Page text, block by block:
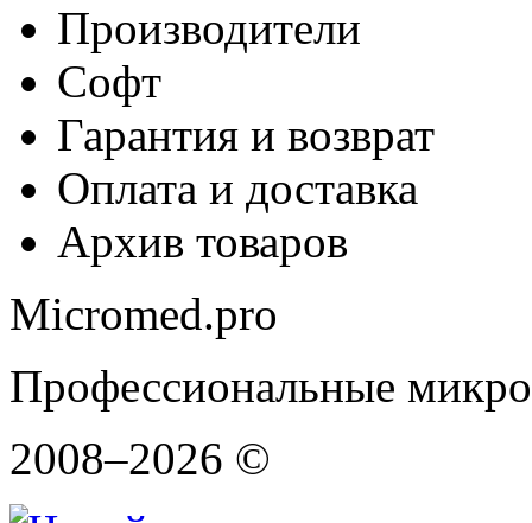
Производители
Софт
Гарантия и возврат
Оплата и доставка
Архив товаров
Micromed.pro
Профессиональные
2008–2026 ©